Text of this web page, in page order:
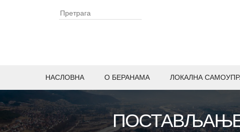
НАСЛОВНА O БЕРАНАМА ЛОКАЛНА
ПОСТАВЉАЊЕ